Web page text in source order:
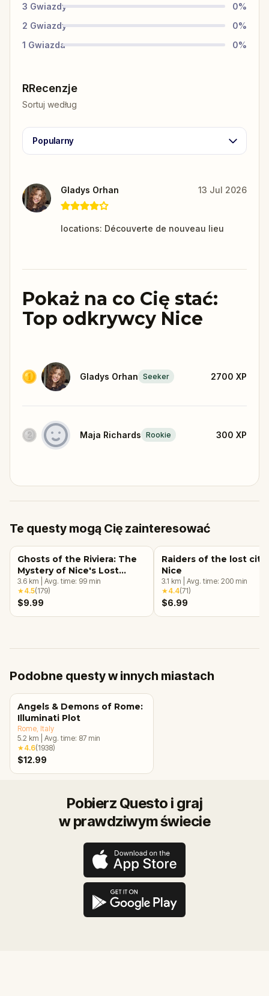
3 Gwiazdy 0%
2 Gwiazdy 0%
1 Gwiazda 0%
RRecenzje
Sortuj według
Popularny
Gladys Orhan 13 Jul 2026
locations: Découverte de nouveau lieu
Pokaż na co Cię stać:
Top odkrywcy Nice
Gladys Orhan Seeker 2700 XP
Maja Richards Rookie 300 XP
Te questy mogą Cię zainteresować
Ghosts of the Riviera: The
Mystery of Nice's Lost
Souls
3.6 km Avg. time: 99 min
★4.5(179)
$9.99
Raiders of the lost city
Nice
3.1 km Avg. time: 200 min
★4.4(71)
$6.99
Podobne questy w innych miastach
Angels & Demons of Rome:
Illuminati Plot
Rome , Italy
5.2 km Avg. time: 87 min
★4.6(1938)
$12.99
Pobierz Questo i graj
w prawdziwym świecie